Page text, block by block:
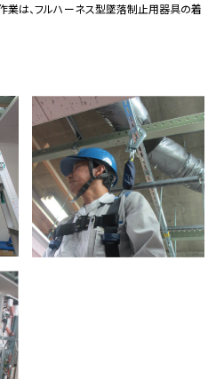
は、フルハーネス型墜落制止用器具の着